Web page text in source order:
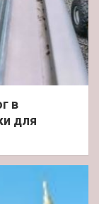
в
для